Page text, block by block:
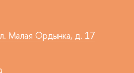
Малая Ордынка, д. 17